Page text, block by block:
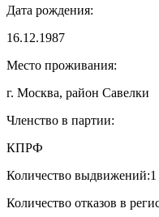
Дата рождения:
16.12.1987
Место проживания:
г. Москва, район Савелки
Членство в партии:
КПРФ
Количество выдвижений:1
Количество отказов в